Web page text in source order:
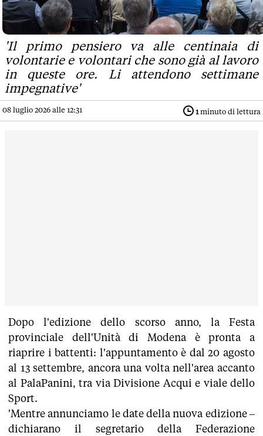
'Il primo pensiero va alle centinaia di
volontarie e volontari che sono già al lavoro
in queste ore. Li attendono settimane
impegnative'
08 luglio 2026 alle 12:31 1minuto di lettura
Dopo l'edizione dello scorso anno, la Festa
provinciale dell'Unità di Modena è pronta a
riaprire i battenti: l'appuntamento è dal 20 agosto
al 13 settembre, ancora una volta nell'area accanto
al PalaPanini, tra via Divisione Acqui e viale dello
Sport.
'Mentre annunciamo le date della nuova edizione –
dichiarano il segretario della Federazione